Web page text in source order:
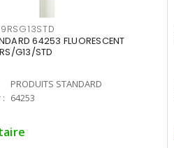
64253 FLUORESCENT
G13/STD
PRODUITS STANDARD
64253